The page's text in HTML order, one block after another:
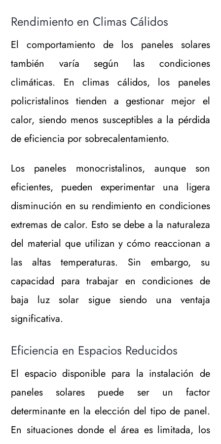
Rendimiento en Climas Cálidos
El comportamiento de los paneles solares
también varía según las condiciones
climáticas. En climas cálidos, los paneles
policristalinos tienden a gestionar mejor el
calor, siendo menos susceptibles a la pérdida
de eficiencia por sobrecalentamiento.
Los paneles monocristalinos, aunque son
eficientes, pueden experimentar una ligera
disminución en su rendimiento en condiciones
extremas de calor. Esto se debe a la naturaleza
del material que utilizan y cómo reaccionan a
las altas temperaturas. Sin embargo, su
capacidad para trabajar en condiciones de
baja luz solar sigue siendo una ventaja
significativa.
Eficiencia en Espacios Reducidos
El espacio disponible para la instalación de
paneles solares puede ser un factor
determinante en la elección del tipo de panel.
En situaciones donde el área es limitada, los